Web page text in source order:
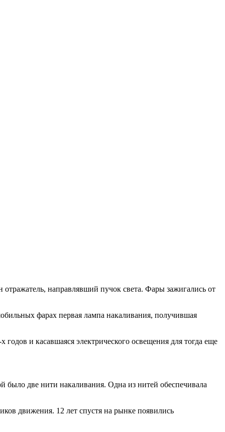
направлявший пучок света. Фары зажигались от
фарах первая лампа накаливания, получившая
и касавшаяся электрического освещения для тогда еще
было две нити накаливания. Одна из нитей обеспечивала
движения. 12 лет спустя на рынке появились